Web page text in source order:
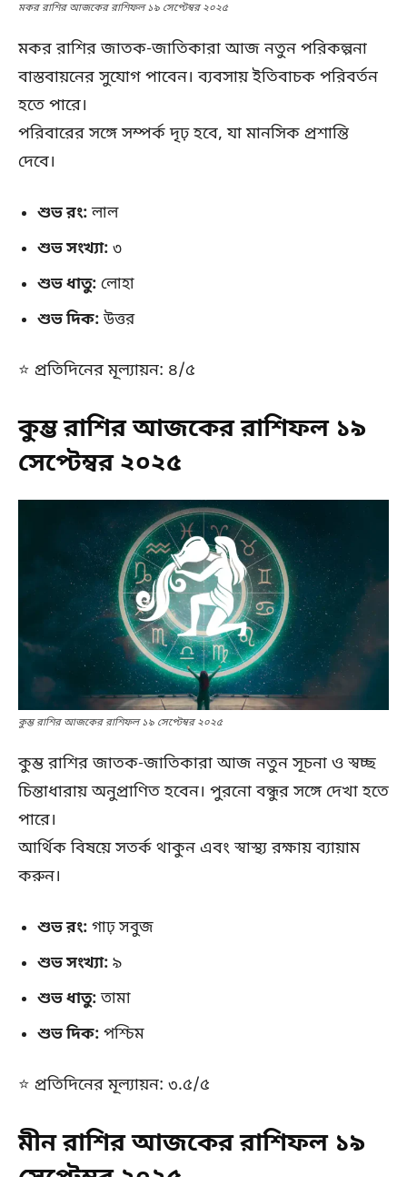
মকর রাশির আজকের রাশিফল ১৯ সেপ্টেম্বর ২০২৫
মকর রাশির জাতক-জাতিকারা আজ নতুন পরিকল্পনা
বাস্তবায়নের সুযোগ পাবেন। ব্যবসায় ইতিবাচক পরিবর্তন
হতে পারে।
পরিবারের সঙ্গে সম্পর্ক দৃঢ় হবে, যা মানসিক প্রশান্তি
দেবে।
শুভ রং:লাল
শুভ সংখ্যা: ৩
শুভ ধাতু: লোহা
শুভ দিক:উত্তর
⭐ প্রতিদিনের মূল্যায়ন: ৪/৫
কুম্ভ রাশির আজকের রাশিফল ১৯
সেপ্টেম্বর ২০২৫
কুম্ভ রাশির আজকের রাশিফল ১৯ সেপ্টেম্বর ২০২৫
কুম্ভ রাশির জাতক-জাতিকারা আজ নতুন সূচনা ও স্বচ্ছ
চিন্তাধারায় অনুপ্রাণিত হবেন। পুরনো বন্ধুর সঙ্গে দেখা হতে
পারে।
আর্থিক বিষয়ে সতর্ক থাকুন এবং স্বাস্থ্য রক্ষায় ব্যায়াম
করুন।
শুভ রং: গাঢ় সবুজ
শুভ সংখ্যা: ৯
শুভ ধাতু:তামা
শুভ দিক: পশ্চিম
⭐ প্রতিদিনের মূল্যায়ন: ৩.৫/৫
মীন রাশির আজকের রাশিফল ১৯